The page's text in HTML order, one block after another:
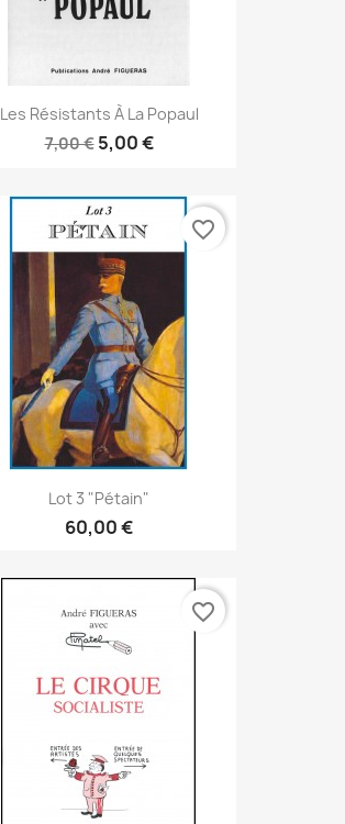
Les Résistants À La Popaul
7,00 € 5,00 €
Lot 3 "Pétain"
60,00 €
favorite_border
favorite_border